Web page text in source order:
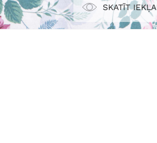
SKATĪT